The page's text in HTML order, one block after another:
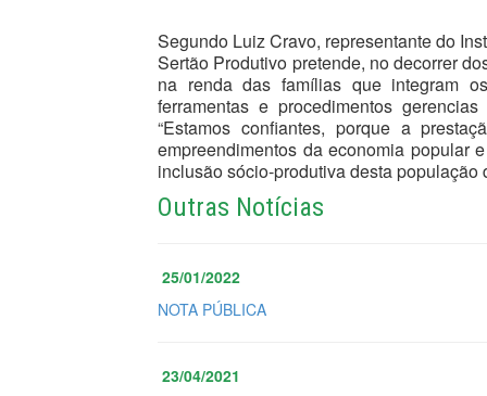
Segundo Luiz Cravo, representante do
Sertão Produtivo pretende, no decorrer
na renda das famílias que integram
ferramentas e procedimentos
“Estamos confiantes, porque a
empreendimentos da economia popular
inclusão sócio-produtiva desta população
Outras Notícias
25/01/2022
NOTA PÚBLICA
23/04/2021